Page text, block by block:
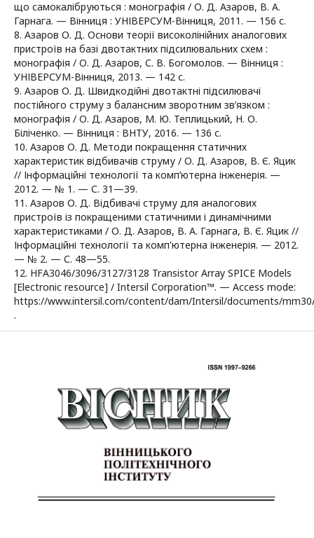
що самокалібруються : монографія / О. Д. Азаров, В. А.
Гарнага. — Вінниця : УНІВЕРСУМ-Вінниця, 2011. — 156 с.
8. Азаров О. Д. Основи теорії високолінійних аналогових
пристроїв на базі двотактних підсилювальних схем :
монографія / О. Д. Азаров, С. В. Богомолов. — Вінниця :
УНІВЕРСУМ-Вінниця, 2013. — 142 с.
9. Азаров О. Д. Швидкодійні двотактні підсилювачі
постійного струму з балансним зворотним зв’язком :
монографія / О. Д. Азаров, М. Ю. Теплицький, Н. О.
Біліченко. — Вінниця : ВНТУ, 2016. — 136 с.
10. Азаров О. Д. Методи покращення статичних
характеристик відбивачів струму / О. Д. Азаров, В. Є. Яцик
// Інформаційні технології та комп’ютерна інженерія. —
2012. — № 1. — С. 31—39.
11. Азаров О. Д. Відбивачі струму для аналогових
пристроїв із покращеними статичними і динамічними
характеристиками / О. Д. Азаров, В. А. Гарнага, В. Є. Яцик //
Інформаційні технології та комп'ютерна інженерія. — 2012.
— № 2. — С. 48—55.
12. HFA3046/3096/3127/3128 Transistor Array SPICE Models
[Electronic resource] / Intersil Corporation™. — Access mode:
https://www.intersil.com/content/dam/Intersil/documents/
.